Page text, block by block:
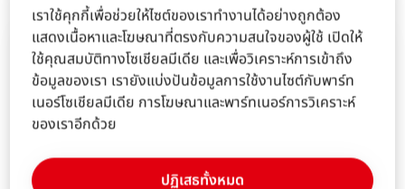
เราใช้คุกกี้เพื่อช่วยให้ไซต์ของเราทำงานได้อย่างถูกต้อง
แสดงเนื้อหาและโฆษณาที่ตรงกับความสนใจของผู้ใช้ เปิดให้
ใช้คุณสมบัติทางโซเชียลมีเดีย และเพื่อวิเคราะห์การเข้าถึง
ข้อมูลของเรา เรายังแบ่งปันข้อมูลการใช้งานไซต์กับพาร์ท
เนอร์โซเชียลมีเดีย การโฆษณาและพาร์ทเนอร์การวิเคราะห์
ของเราอีกด้วย
ปฏิเสธทั้งหมด